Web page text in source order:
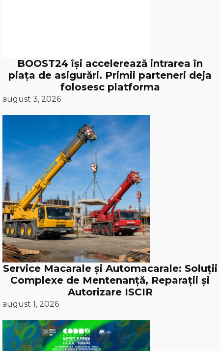
BOOST24 își accelerează intrarea în
piața de asigurări. Primii parteneri deja
folosesc platforma
august 3, 2026
Service Macarale și Automacarale: Soluții
Complexe de Mentenanță, Reparații și
Autorizare ISCIR
august 1, 2026